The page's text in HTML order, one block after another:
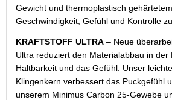
Gewicht und thermoplastisch
Geschwindigkeit, Gefühl und Kontrolle
KRAFTSTOFF ULTRA – Neue
Ultra reduziert den Materialabbau in der
Haltbarkeit und das Gefühl. Unser
Klingenkern verbessert das Puckgefühl
unserem Minimus Carbon 25-Gewebe